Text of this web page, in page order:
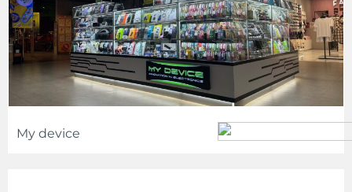
My device